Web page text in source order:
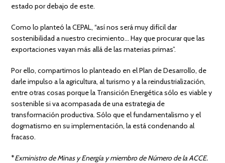
estado por debajo de este.
Como lo planteó la CEPAL, “así nos será muy difícil dar
sostenibilidad a nuestro crecimiento… Hay que procurar que las
exportaciones vayan más allá de las materias primas”.
Por ello, compartimos lo planteado en el Plan de Desarrollo, de
darle impulso a la agricultura, al turismo y a la reindustrialización,
entre otras cosas porque la Transición Energética sólo es viable y
sostenible si va acompasada de una estrategia de
transformación productiva. Sólo que el fundamentalismo y el
dogmatismo en su implementación, la está condenando al
fracaso.
*Exministro de Minas y Energía y miembro de Número de la ACCE.